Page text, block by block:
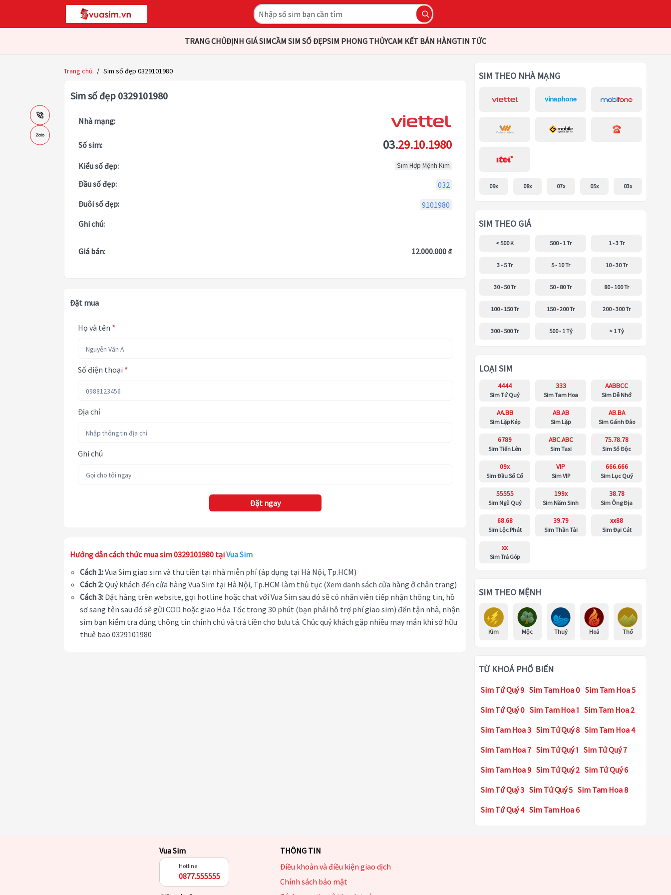
TRANG CHỦĐỊNH GIÁ SIMCẦM SIM SỐ ĐẸPSIM PHONG THỦYCAM KẾT BÁN HÀNGTIN TỨC
Trang chủ / Sim số đẹp 0329101980
Sim số đẹp 0329101980
Nhà mạng:
Số sim: 03.29.10.1980
Kiểu số đẹp: Sim Hợp Mệnh Kim
Đầu số đẹp:
032
Đuôi số đẹp:
9101980
Ghi chú:
Giá bán: 12.000.000 ₫
Đặt mua
Họ và tên *
Số điện thoại *
Địa chỉ
Ghi chú
Đặt ngay
Hướng dẫn cách thức mua sim 0329101980 tạiVua Sim
Cách 1:Vua Sim giao sim và thu tiền tại nhà miễn phí (áp dụng tại Hà Nội, Tp.HCM)
Cách 2:Quý khách đến cửa hàng Vua Sim tại Hà Nội, Tp.HCM làm thủ tục (Xem danh sách cửa hàng ở chân trang)
Cách 3:Đặt hàng trên website, gọi hotline hoặc chat với Vua Sim sau đó sẽ có nhân viên tiếp nhận thông tin, hồ
sơ sang tên sau đó sẽ gửi COD hoặc giao Hỏa Tốc trong 30 phút (bạn phải hỗ trợ phí giao sim) đến tận nhà, nhận
sim bạn kiểm tra đúng thông tin chính chủ và trả tiền cho bưu tá. Chúc quý khách gặp nhiều may mắn khi sở hữu
thuê bao 0329101980
SIM THEO NHÀ MẠNG
09x 08x 07x 05x 03x
SIM THEO GIÁ
< 500 K 500 - 1 Tr 1 - 3 Tr
3 - 5 Tr 5 - 10 Tr 10 - 30 Tr
30 - 50 Tr 50 - 80 Tr 80 - 100 Tr
100 - 150 Tr 150 - 200 Tr 200 - 300 Tr
300 - 500 Tr 500 - 1 Tỷ > 1 Tỷ
LOẠI SIM
4444
Sim Tứ Quý
333
Sim Tam Hoa
AABBCC
Sim Dễ Nhớ
AA.BB
Sim Lặp Kép
AB.AB
Sim Lặp
AB.BA
Sim Gánh Đảo
6789
Sim Tiến Lên
ABC.ABC
Sim Taxi
75.78.78
Sim Số Độc
09x
Sim Đầu Số Cổ
VIP
Sim VIP
666.666
Sim Lục Quý
55555
Sim Ngũ Quý
199x
Sim Năm Sinh
38.78
Sim Ông Địa
68.68
Sim Lộc Phát
39.79
Sim Thần Tài
xx88
Sim Đại Cát
xx
Sim Trả Góp
SIM THEO MỆNH
Kim Mộc Thuỷ Hoả Thổ
TỪ KHOÁ PHỔ BIẾN
Sim Tứ Quý 9 Sim Tam Hoa 0 Sim Tam Hoa 5
Sim Tứ Quý 0 Sim Tam Hoa 1 Sim Tam Hoa 2
Sim Tam Hoa 3 Sim Tứ Quý 8 Sim Tam Hoa 4
Sim Tam Hoa 7 Sim Tứ Quý 1 Sim Tứ Quý 7
Sim Tam Hoa 9 Sim Tứ Quý 2 Sim Tứ Quý 6
Sim Tứ Quý 3 Sim Tứ Quý 5 Sim Tam Hoa 8
Sim Tứ Quý 4 Sim Tam Hoa 6
Vua Sim
Hotline
0877.555555
THÔNG TIN
Điều khoản và điều kiện giao dịch
Chính sách bảo mật